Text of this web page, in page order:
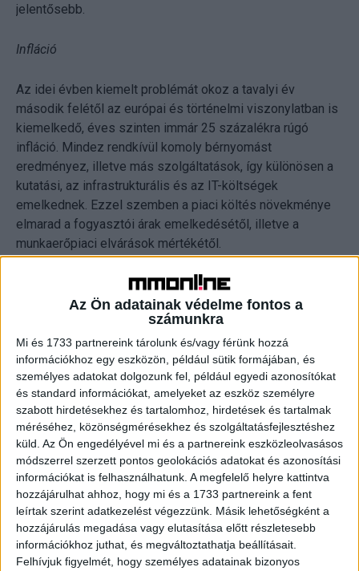
Az Ön adatainak védelme fontos a
számunkra
Mi és 1733 partnereink tárolunk és/vagy férünk hozzá
információkhoz egy eszközön, például sütik formájában, és
személyes adatokat dolgozunk fel, például egyedi azonosítókat
és standard információkat, amelyeket az eszköz személyre
szabott hirdetésekhez és tartalomhoz, hirdetések és tartalmak
méréséhez, közönségmérésekhez és szolgáltatásfejlesztéshez
küld. Az Ön engedélyével mi és a partnereink eszközleolvasásos
módszerrel szerzett pontos geolokációs adatokat és azonosítási
információkat is felhasználhatunk. A megfelelő helyre kattintva
hozzájárulhat ahhoz, hogy mi és a 1733 partnereink a fent
leírtak szerint adatkezelést végezzünk. Másik lehetőségként a
hozzájárulás megadása vagy elutasítása előtt részletesebb
információkhoz juthat, és megváltoztathatja beállításait.
Felhívjuk figyelmét, hogy személyes adatainak bizonyos
jelentősebb.
Infláció
Az idei évben kiemelt problémát okoz a tavalyi év
második felétől az európai és történelmi viszonylatban is
kiemelkedő, éves szinten immár 25 százalékra rúgó
infláció. Mindez rendkívül komoly bérnyomást
eredményez, illetve más szolgáltatások, így különösen a
kutatási, az infrastrukturális és az IT-költségek
emelkednek. Ezzel szemben a piaci költés növekménye
elmarad a fogyasztói árak emelkedésétől, illetve a
munkaerőpiaci elvárások mértékétől.
Mindshare Budapest, CEO
2022
Stabil forgalom és nyereségesség. Nem volt nagyobb,
különösebb változás az életünkben. A Mindshare nem
vesztett ügyfelet, ellenben többek között az Euronics
online tevékenysége mellé konszolidálta az offline média
tevékenységét is.
Jóval kevesebbet költenek
Nagyobb visszaesésre számítottam eredetileg, azt